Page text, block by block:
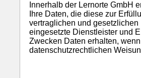
Innerhalb der Lernorte GmbH
Ihre Daten, die diese zur
vertraglichen und
eingesetzte Dienstleister und
Zwecken Daten erhalten,
datenschutzrechtlichen